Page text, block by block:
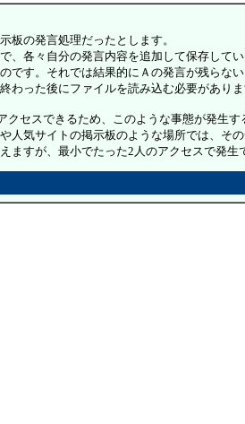
の発言処理だったとします。
各々自分の発言内容を追加して保存して
す。それでは結果的にＡの発言が残らない
った後にファイルを読み込む必要があり
セスできるため、このような事態が発生す
気サイトの掲示板のような場所では、そ
ますが、最小でたった2人のアクセスで発